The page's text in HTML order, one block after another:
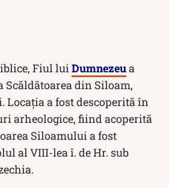
Fiul lui Dumnezeua
Scăldătoarea din Siloam,
Locația a fost descoperită în
arheologice, fiind acoperită
Siloamului a fost
al VIII-lea î. de Hr. sub